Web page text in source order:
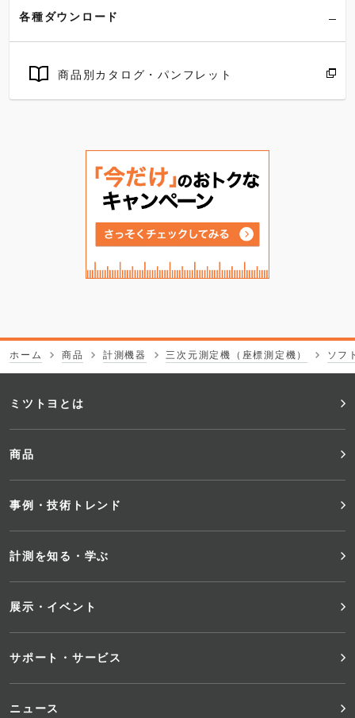
各種ダウンロード
商品別カタログ・パンフレット
ホーム 商品 計測機器 三次元測定機（座標測定機） ソフ
フ
ッ
タ
ー
メ
ュ
ー
ミツトヨとは
商品
事例・技術トレンド
計測を知る・学ぶ
展示・イベント
サポート・サービス
ニュース